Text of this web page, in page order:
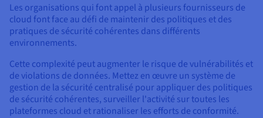
Les organisations qui font appel à plusieurs fournisseurs de
cloud font face au défi de maintenir des politiques et des
pratiques de sécurité cohérentes dans différents
environnements.
Cette complexité peut augmenter le risque de vulnérabilités et
de violations de données. Mettez en œuvre un système de
gestion de la sécurité centralisé pour appliquer des politiques
de sécurité cohérentes, surveiller l'activité sur toutes les
plateformes cloud et rationaliser les efforts de conformité.